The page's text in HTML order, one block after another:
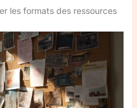
les formats des ressources